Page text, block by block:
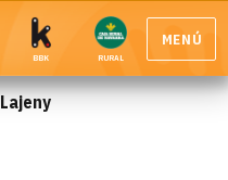
BBK RURAL
MENÚ
Lajeny